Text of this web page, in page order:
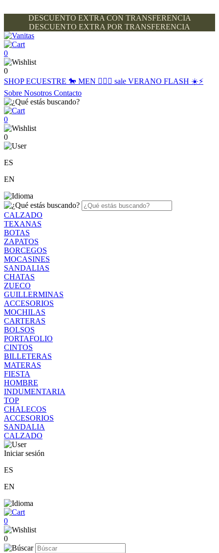
DESCUENTO EXTRA CON TRANSFERENCIA
DESCUENTO EXTRA POR TRANSFERENCIA
0
0
SHOPECUESTRE 🐎 MEN 🙋🏽‍♂️ sale VERANO FLASH ☀️⚡️
Sobre Nosotros Contacto
0
0
ES
EN
CALZADO
TEXANAS
BOTAS
ZAPATOS
BORCEGOS
MOCASINES
SANDALIAS
CHATAS
ZUECO
GUILLERMINAS
ACCESORIOS
MOCHILAS
CARTERAS
BOLSOS
PORTAFOLIO
CINTOS
BILLETERAS
MATERAS
FIESTA
HOMBRE
INDUMENTARIA
TOP
CHALECOS
ACCESORIOS
SANDALIA
CALZADO
Iniciar sesión
ES
EN
0
0